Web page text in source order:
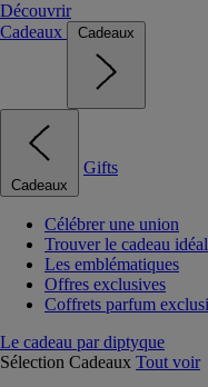
Découvrir
Cadeaux
Cadeaux
Cadeaux
Gifts
Célébrer une union
Trouver le cadeau idéal
Les emblématiques
Offres exclusives
Coffrets parfum
Le cadeau par diptyque
Sélection Cadeaux Tout voir